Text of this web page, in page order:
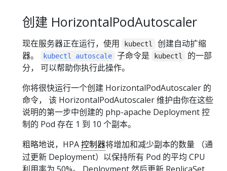
创建 HorizontalPodAutoscaler
现在服务器正在运行，使用 kubectl
创建自动扩缩
器。
kubectl autoscale 子命令是 kubectl
的一部
分， 可以帮助你执行此操作。
你将很快运行一个创建 HorizontalPodAutoscaler 的
命令， 该 HorizontalPodAutoscaler 维护由你在这些
说明的第一步中创建的 php-apache Deployment 控
制的 Pod 存在 1 到 10 个副本。
粗略地说，HPA控制器将增加和减少副本的数量 （通
过更新 Deployment）以保持所有 Pod 的平均 CPU